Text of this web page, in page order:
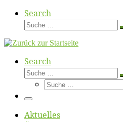
Search
Suche
Search
Suche
Suche
Menü
Ak­tu­el­les